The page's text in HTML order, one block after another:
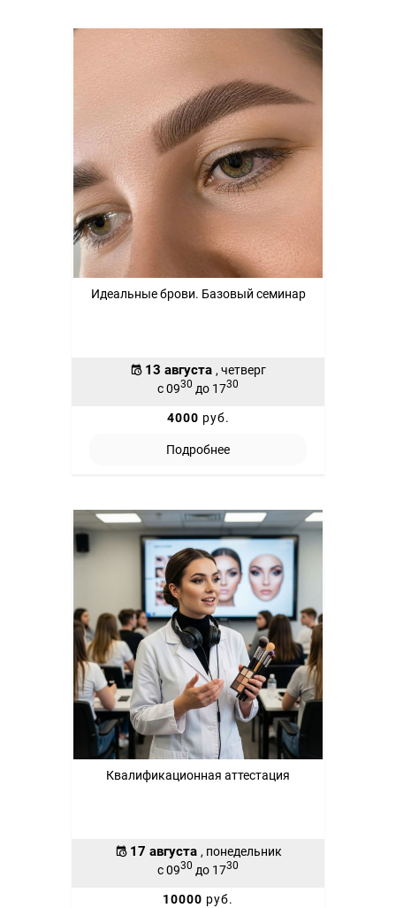
Идеальные брови. Базовый семинар
13 августа , четверг
с 0930 до 1730
4000 руб.
Подробнее
Квалификационная аттестация
17 августа , понедельник
с 0930 до 1730
10000 руб.